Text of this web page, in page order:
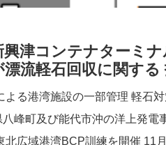
興津コンテナターミ
漂流軽石回収に関す
よる港湾施設の一部管理 軽石
八峰町及び能代市沖の洋上発電
北広域港湾​​BCP訓練を開催 11